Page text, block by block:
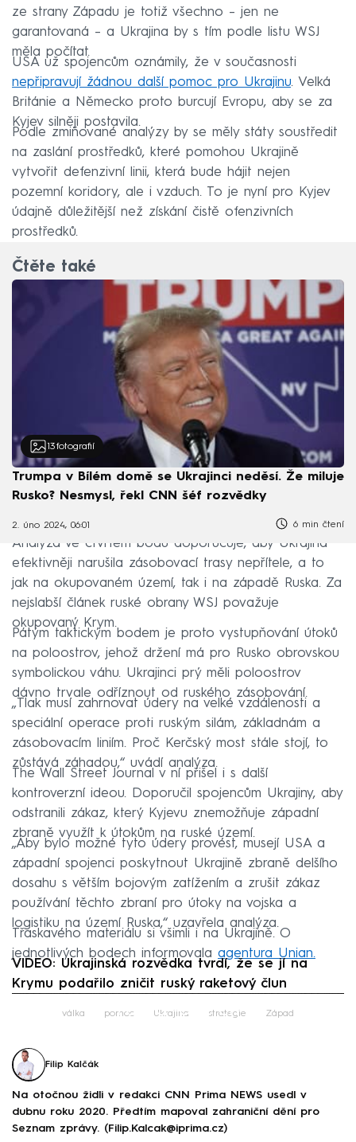
ze strany Západu je totiž všechno – jen ne
garantovaná – a Ukrajina by s tím podle listu WSJ
měla počítat.
USA už spojencům oznámily, že v současnosti
nepřipravují žádnou další pomoc pro Ukrajinu. Velká
Británie a Německo proto burcují Evropu, aby se za
Kyjev silněji postavila.
Podle zmiňované analýzy by se měly státy soustředit
na zaslání prostředků, které pomohou Ukrajině
vytvořit defenzivní linii, která bude hájit nejen
pozemní koridory, ale i vzduch. To je nyní pro Kyjev
údajně důležitější než získání čistě ofenzivních
prostředků.
Čtěte také
13 fotografií
Trumpa v Bílém domě se Ukrajinci neděsí. Že miluje
Rusko? Nesmysl, řekl CNN šéf rozvědky
2. úno 2024, 06:01 6 min čtení
Analýza ve čtvrtém bodu doporučuje, aby Ukrajina
efektivněji narušila zásobovací trasy nepřítele, a to
jak na okupovaném území, tak i na západě Ruska. Za
nejslabší článek ruské obrany WSJ považuje
okupovaný Krym.
Pátým taktickým bodem je proto vystupňování útoků
na poloostrov, jehož držení má pro Rusko obrovskou
symbolickou váhu. Ukrajinci prý měli poloostrov
dávno trvale odříznout od ruského zásobování.
„Tlak musí zahrnovat údery na velké vzdálenosti a
speciální operace proti ruským silám, základnám a
zásobovacím liniím. Proč Kerčský most stále stojí, to
zůstává záhadou,“ uvádí analýza.
The Wall Street Journal v ní přišel i s další
kontroverzní ideou. Doporučil spojencům Ukrajiny, aby
odstranili zákaz, který Kyjevu znemožňuje západní
zbraně využít k útokům na ruské území.
„Aby bylo možné tyto údery provést, musejí USA a
západní spojenci poskytnout Ukrajině zbraně delšího
dosahu s větším bojovým zatížením a zrušit zákaz
používání těchto zbraní pro útoky na vojska a
logistiku na území Ruska,“ uzavřela analýza.
Třaskavého materiálu si všimli i na Ukrajině. O
jednotlivých bodech informovala agentura Unian.
VIDEO: Ukrajinská rozvědka tvrdí, že se jí na
Krymu podařilo zničit ruský raketový člun
Failed to fetch
válka pomoc Ukrajina strategie Západ
Filip Kalčák
Na otočnou židli v redakci CNN Prima NEWS usedl v
dubnu roku 2020. Předtím mapoval zahraniční dění pro
Seznam zprávy. (Filip.Kalcak@iprima.cz)